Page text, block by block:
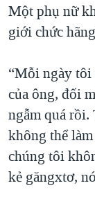
Một phụ nữ
giới chức
“Mỗi ngày tôi
của ông, đối
ngẫm quá
không thể
chúng tôi
kẻ găngxtơ,